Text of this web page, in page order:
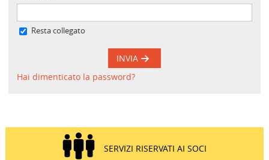
Resta collegato
INVIA
Hai dimenticato la password?
SERVIZI RISERVATI AI SOCI